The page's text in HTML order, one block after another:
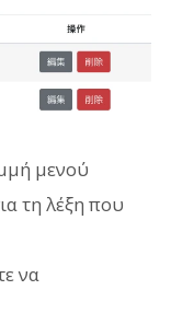
μενού
τη λέξη που
να